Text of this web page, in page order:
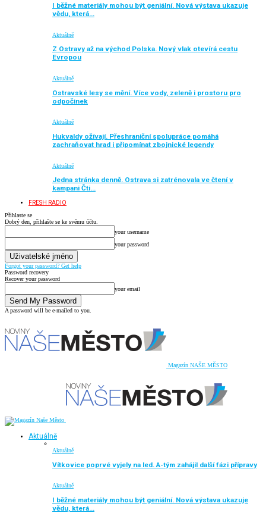
I běžné materiály mohou být geniální. Nová výstava ukazuje
vědu, která…
Aktuálně
Z Ostravy až na východ Polska. Nový vlak otevírá cestu
Evropou
Aktuálně
Ostravské lesy se mění. Více vody, zeleně i prostoru pro
odpočinek
Aktuálně
Hukvaldy ožívají. Přeshraniční spolupráce pomáhá
zachraňovat hrad i připomínat zbojnické legendy
Aktuálně
Jedna stránka denně. Ostrava si zatrénovala ve čtení v
kampani Čti…
FRESH RADIO
Přihlaste se
Dobrý den, přihlašte se ke svému účtu.
your username
your password
Forgot your password? Get help
Password recovery
Recover your password
your email
A password will be e-mailed to you.
Magazín NAŠE MĚSTO
Aktuálně
Aktuálně
Vítkovice poprvé vyjely na led. A-tým zahájil další fázi přípravy
Aktuálně
I běžné materiály mohou být geniální. Nová výstava ukazuje
vědu, která…